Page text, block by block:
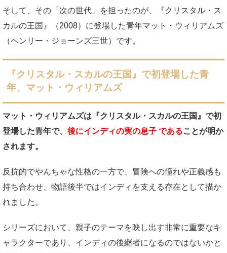
そして、その「次の世代」を担ったのが、『クリスタル・ス
カルの王国』（2008）に登場した青年マット・ウィリアムズ
（ヘンリー・ジョーンズ三世）です。
『クリスタル・スカルの王国』で初登場した青
年、マット・ウィリアムズ
マット・ウィリアムズは『クリスタル・スカルの王国』で初
登場した青年で、 後にインディの実の息子 であることが明か
されます。
反抗的でやんちゃな性格の一方で、冒険への憧れや正義感も
持ち合わせ、物語後半ではインディを支える存在として描か
れました。
シリーズにおいて、親子のテーマを映し出す非常に重要なキ
ャラクターであり、インディの後継者になるのではないかと